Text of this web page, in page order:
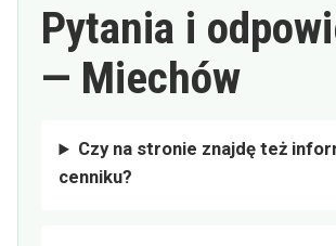
Pytania i
— Miechów
Czy na stronie znajdę też
cenniku?